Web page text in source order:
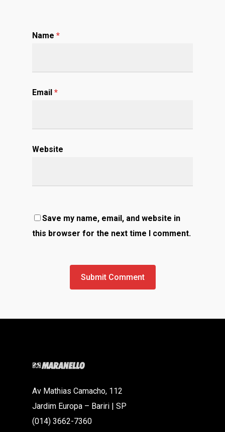
Name *
Email *
Website
Save my name, email, and website in
this browser for the next time I comment.
Av Mathias Camacho, 112
Jardim Europa – Bariri | SP
(014) 3662-7360